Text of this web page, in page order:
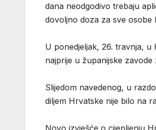
dana neodgodivo trebaju
dovoljno doza za sve osobe
U ponedjeljak, 26. travnja,
najprije u županijske
Slijedom navedenog, u
diljem Hrvatske nije bilo na
Novo izvješće o cijepljenju